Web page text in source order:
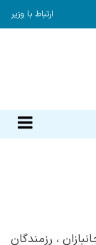
ارتباط با وزیر
، رزمندگان